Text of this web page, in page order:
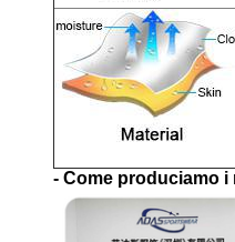
- Come produciamo